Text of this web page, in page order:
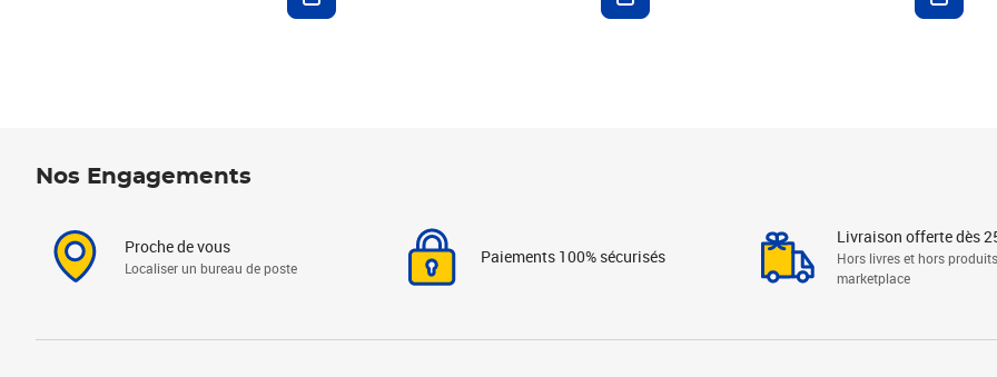
Nos Engagements
Proche de vous
Localiser un bureau de poste
Paiements 100% sécurisés
Livraison offerte dès
Hors livres et hors produits
marketplace